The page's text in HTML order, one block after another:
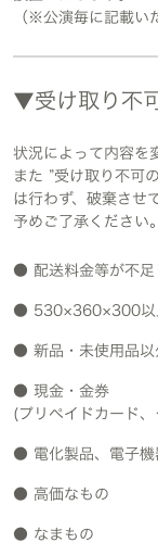
（※公演毎に記載い
▼受け取り不
状況によって内容を
また ”受け取り不可
は行わず、破棄させ
予めご了承ください。
● 配送料金等が不足
● 530×360×300以
● 新品・未使用品以
● 現金・金券
(プリペイドカード
● 電化製品、電子機
● 高価なもの
● なまもの